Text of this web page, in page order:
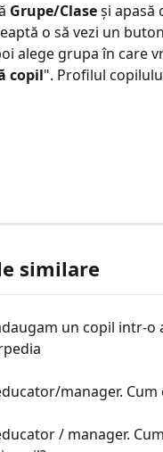
Grupe/Clase și apasă
o să vezi un
alege grupa în care
copil". Profilul
similare
un copil intr-
manager.
/ manager.